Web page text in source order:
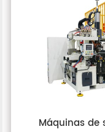
Máquinas de